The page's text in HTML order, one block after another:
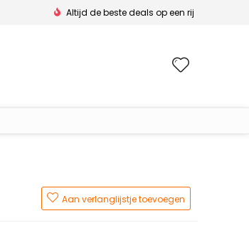
Altijd de beste deals op een rij
Aan verlanglijstje toevoegen